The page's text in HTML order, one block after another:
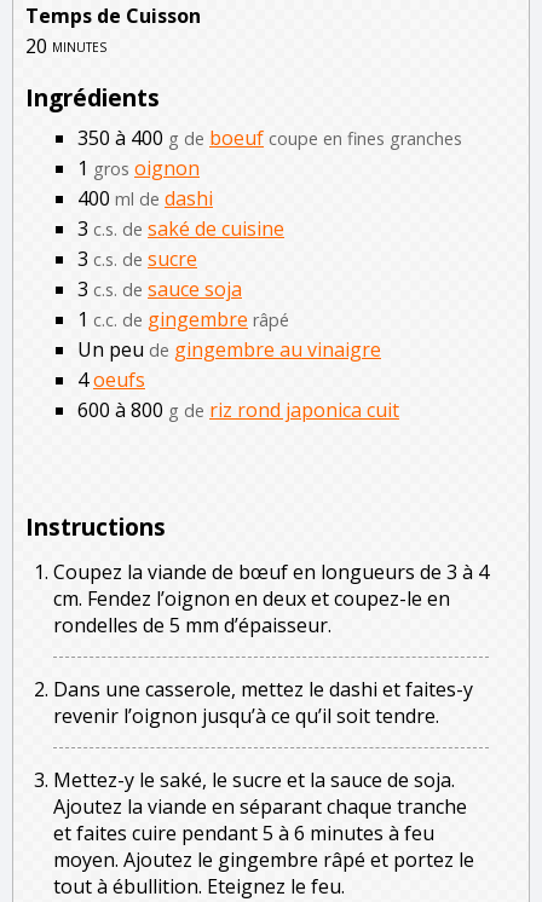
Temps de Cuisson
20 minutes
Ingrédients
350 à 400 g de boeuf coupe en fines granches
1 gros oignon
400 ml de dashi
3 c.s. de saké de cuisine
3 c.s. de sucre
3 c.s. de sauce soja
1 c.c. de gingembre râpé
Un peu de gingembre au vinaigre
4oeufs
600 à 800 g de riz rond japonica cuit
Instructions
Coupez la viande de bœuf en longueurs de 3 à 4
cm. Fendez l’oignon en deux et coupez-le en
rondelles de 5 mm d’épaisseur.
Dans une casserole, mettez le dashi et faites-y
revenir l’oignon jusqu’à ce qu’il soit tendre.
Mettez-y le saké, le sucre et la sauce de soja.
Ajoutez la viande en séparant chaque tranche
et faites cuire pendant 5 à 6 minutes à feu
moyen. Ajoutez le gingembre râpé et portez le
tout à ébullition. Eteignez le feu.